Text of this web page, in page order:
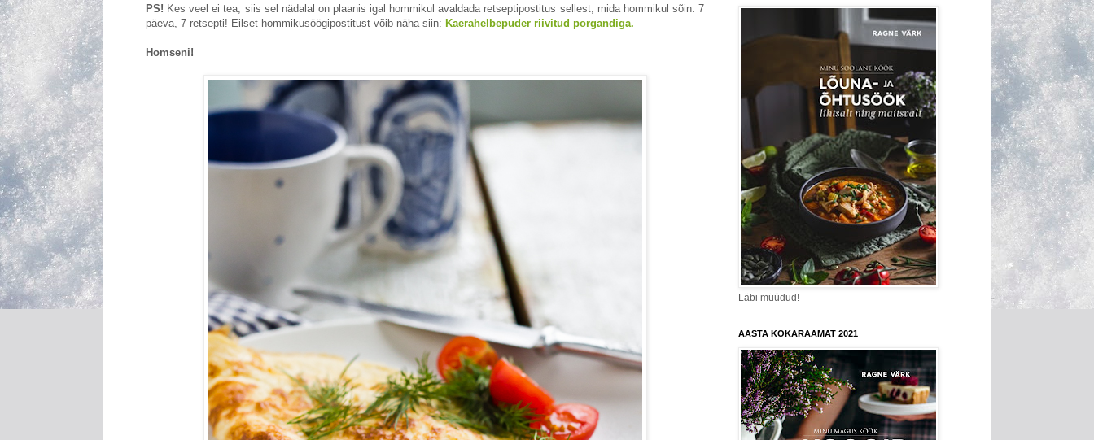
PS! Kes veel ei tea, siis sel nädalal on plaanis igal hommikul avaldada retseptipostitus sellest, mida hommikul sõin: 7
päeva, 7 retsepti! Eilset hommikusöögipostitust võib näha siin: Kaerahelbepuder riivitud porgandiga.
Homseni!
Läbi müüdud!
AASTA KOKARAAMAT 2021